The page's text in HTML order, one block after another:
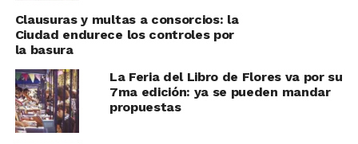
Clausuras y multas a consorcios: la
Ciudad endurece los controles por
la basura
La Feria del Libro de Flores va por su
7ma edición: ya se pueden mandar
propuestas